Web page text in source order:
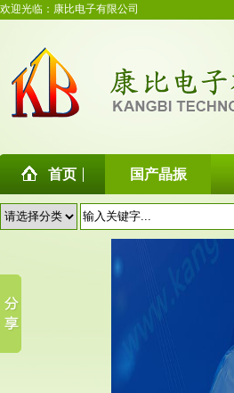
欢迎光临：康比电子有限公司
首页 国产晶振